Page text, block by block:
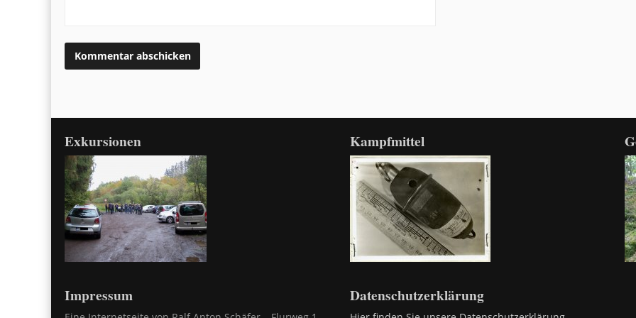
Exkursionen Kampfmittel
Impressum Datenschutzerklärung